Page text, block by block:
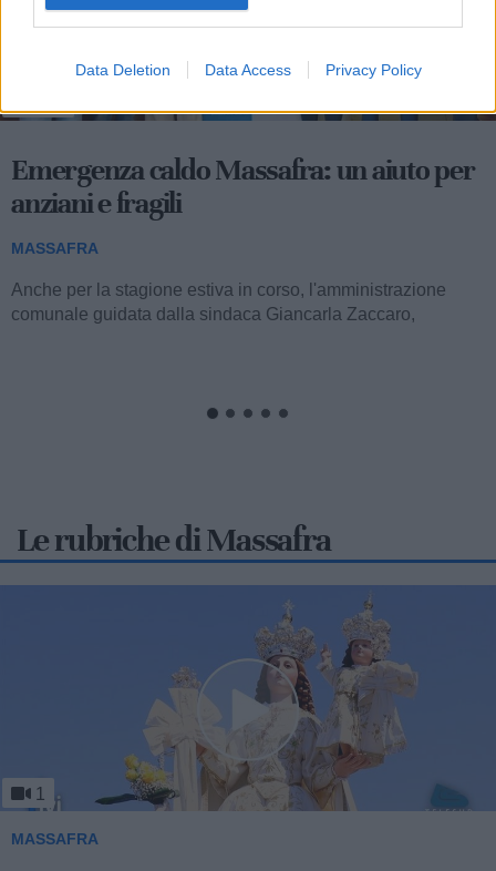
Data Deletion Data Access Privacy Policy
Emergenza caldo Massafra: un aiuto per
anziani e fragili
MASSAFRA
Anche per la stagione estiva in corso, l'amministrazione
comunale guidata dalla sindaca Giancarla Zaccaro,
Le rubriche di Massafra
1
MASSAFRA